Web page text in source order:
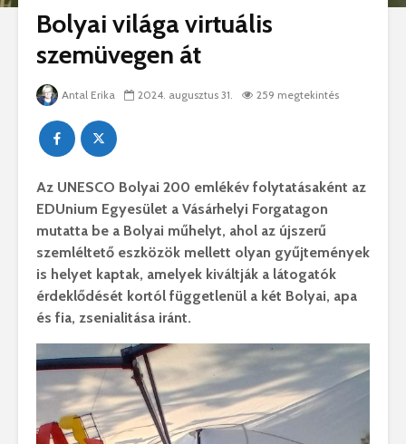
Bolyai világa virtuális
szemüvegen át
Antal Erika 2024. augusztus 31. 259 megtekintés
Az UNESCO Bolyai 200 emlékév folytatásaként az
EDUnium Egyesület a Vásárhelyi Forgatagon
mutatta be a Bolyai műhelyt, ahol az újszerű
szemléltető eszközök mellett olyan gyűjtemények
is helyet kaptak, amelyek kiváltják a látogatók
érdeklődését kortól függetlenül a két Bolyai, apa
és fia, zsenialitása iránt.